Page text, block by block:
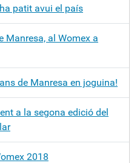
patit avui el país
Manresa, al Womex a
de Manresa en joguina!
a la segona edició del
2018